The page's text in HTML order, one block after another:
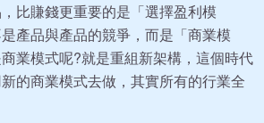
比賺錢更重要的是「選擇盈利模
產品與產品的競爭，而是「商業模
業模式呢?就是重組新架構，這個時代
的商業模式去做，其實所有的行業全